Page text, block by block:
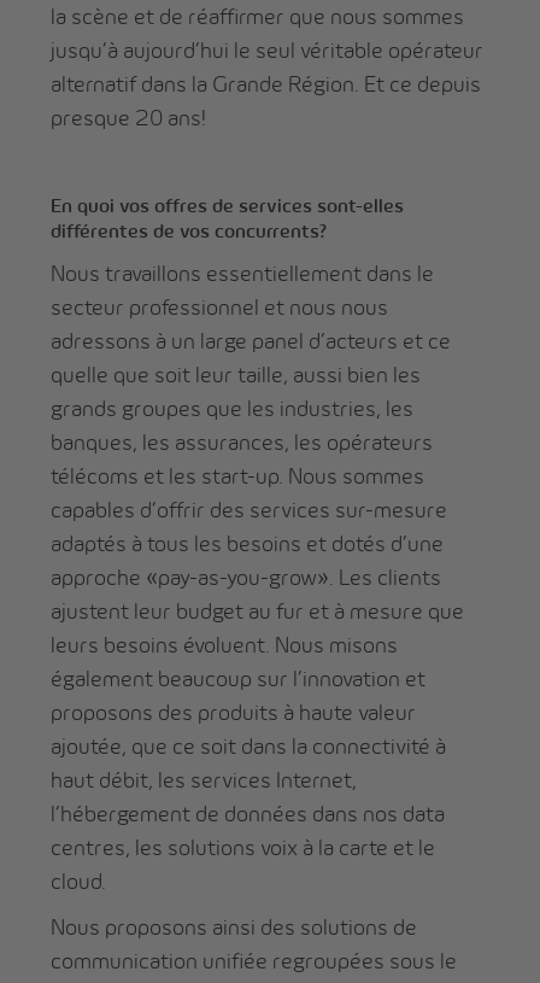
la scène et de réaffirmer que nous sommes
jusqu’à aujourd’hui le seul véritable opérateur
alternatif dans la Grande Région. Et ce depuis
presque 20 ans!
En quoi vos offres de services sont-elles
différentes de vos concurrents?
Nous travaillons essentiellement dans le
secteur professionnel et nous nous
adressons à un large panel d’acteurs et ce
quelle que soit leur taille, aussi bien les
grands groupes que les industries, les
banques, les assurances, les opérateurs
télécoms et les start-up. Nous sommes
capables d’offrir des services sur-mesure
adaptés à tous les besoins et dotés d’une
approche «pay-as-you-grow». Les clients
ajustent leur budget au fur et à mesure que
leurs besoins évoluent. Nous misons
également beaucoup sur l’innovation et
proposons des produits à haute valeur
ajoutée, que ce soit dans la connectivité à
haut débit, les services Internet,
l’hébergement de données dans nos data
centres, les solutions voix à la carte et le
cloud.
Nous proposons ainsi des solutions de
communication unifiée regroupées sous le